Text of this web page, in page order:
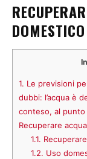
1. Le previsioni
dubbi: l’acqua è
conteso, al punto
Recuperare
1.1.
1.2. Uso